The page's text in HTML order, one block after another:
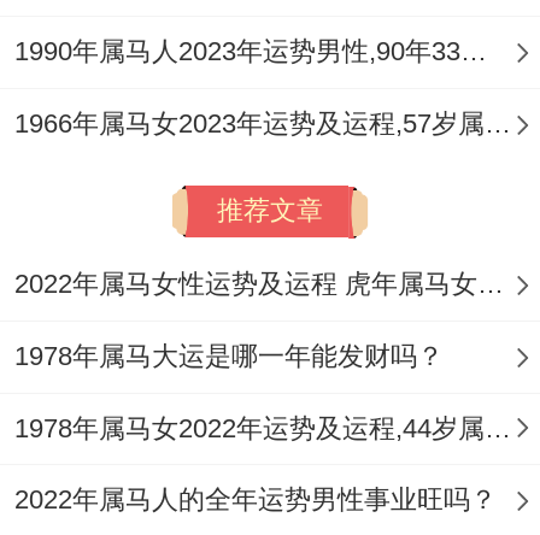
1990年属马人2023年运势男性,90年33岁属马男2023年每月运程怎么样
1966年属马女2023年运势及运程,57岁属马人2023全年每月运势女性如何
推荐文章
2022年属马女性运势及运程 虎年属马女带什么转运
1978年属马大运是哪一年能发财吗？
1978年属马女2022年运势及运程,44岁属马人2022全年每月运势女性如何
2022年属马人的全年运势男性事业旺吗？